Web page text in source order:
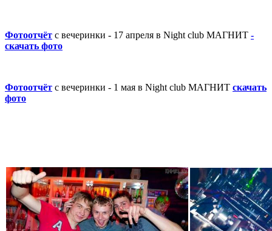
Фото­о­т­чё­т с вечеринки ­- 17 апреля в Night club МАГНИТ ­­­
ска­ч­а­­т­ь ф­о­то­­­
Фото­о­т­чё­т с вечеринки ­- 1 мая­­­ в Night club МАГНИТ ­­­ска­ч­а­­т­ь
ф­о­то­­